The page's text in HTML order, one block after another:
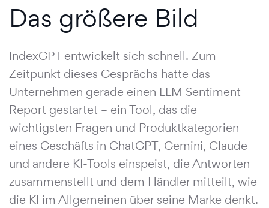
Das größere Bild
IndexGPT entwickelt sich schnell. Zum
Zeitpunkt dieses Gesprächs hatte das
Unternehmen gerade einen LLM Sentiment
Report gestartet – ein Tool, das die
wichtigsten Fragen und Produktkategorien
eines Geschäfts in ChatGPT, Gemini, Claude
und andere KI-Tools einspeist, die Antworten
zusammenstellt und dem Händler mitteilt, wie
die KI im Allgemeinen über seine Marke denkt.